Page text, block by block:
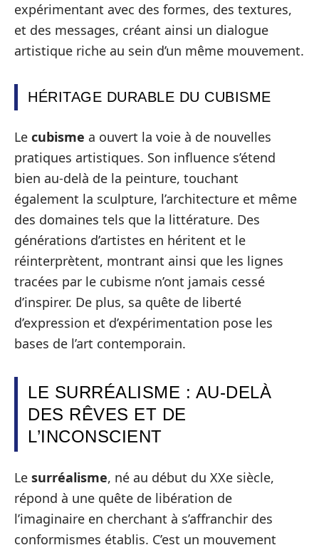
expérimentant avec des formes, des textures,
et des messages, créant ainsi un dialogue
artistique riche au sein d’un même mouvement.
HÉRITAGE DURABLE DU CUBISME
Le cubisme a ouvert la voie à de nouvelles
pratiques artistiques. Son influence s’étend
bien au-delà de la peinture, touchant
également la sculpture, l’architecture et même
des domaines tels que la littérature. Des
générations d’artistes en héritent et le
réinterprètent, montrant ainsi que les lignes
tracées par le cubisme n’ont jamais cessé
d’inspirer. De plus, sa quête de liberté
d’expression et d’expérimentation pose les
bases de l’art contemporain.
LE SURRÉALISME : AU-DELÀ
DES RÊVES ET DE
L’INCONSCIENT
Le surréalisme, né au début du XXe siècle,
répond à une quête de libération de
l’imaginaire en cherchant à s’affranchir des
conformismes établis. C’est un mouvement